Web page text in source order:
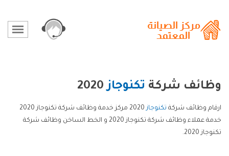
وظائف شركة تكنوجاز2020
ارقام وظائف شركة تكنوجاز
2020 مركز خدمة وظائف شركة تكنوجاز 2020
خدمة عملاء وظائف شركة تكنوجاز 2020 و الخط الساخن وظائف شركة
تكنوجاز 2020.